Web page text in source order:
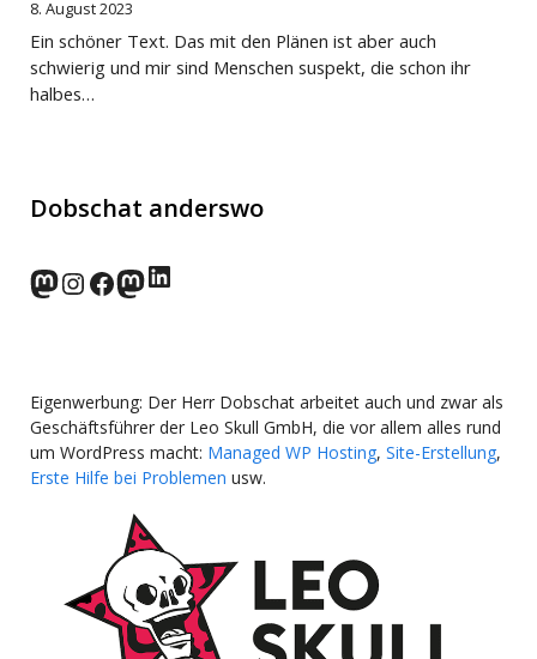
8. August 2023
Ein schöner Text. Das mit den Plänen ist aber auch
schwierig und mir sind Menschen suspekt, die schon ihr
halbes…
Dobschat anderswo
norden.social
Instagram
Facebook
wp-punks.social
LinkedIn
Eigenwerbung: Der Herr Dobschat arbeitet auch und zwar als
Geschäftsführer der Leo Skull GmbH, die vor allem alles rund
um WordPress macht: Managed WP Hosting, Site-Erstellung,
Erste Hilfe bei Problemen usw.